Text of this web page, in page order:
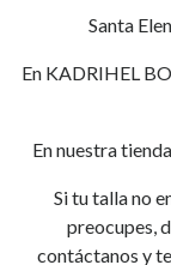
Santa
En KADRIHEL
En nuestra
Si tu talla no
preocupes,
contáctanos y